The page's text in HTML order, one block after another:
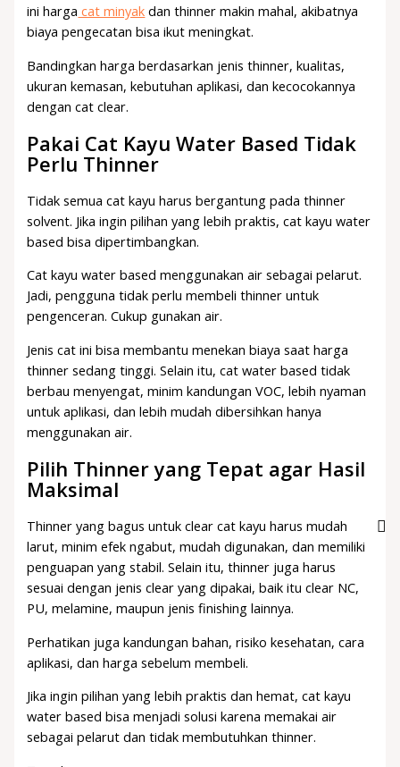
ini harga cat minyak dan thinner makin mahal, akibatnya
biaya pengecatan bisa ikut meningkat.
Bandingkan harga berdasarkan jenis thinner, kualitas,
ukuran kemasan, kebutuhan aplikasi, dan kecocokannya
dengan cat clear.
Pakai Cat Kayu Water Based Tidak
Perlu Thinner
Tidak semua cat kayu harus bergantung pada thinner
solvent. Jika ingin pilihan yang lebih praktis, cat kayu water
based bisa dipertimbangkan.
Cat kayu water based menggunakan air sebagai pelarut.
Jadi, pengguna tidak perlu membeli thinner untuk
pengenceran. Cukup gunakan air.
Jenis cat ini bisa membantu menekan biaya saat harga
thinner sedang tinggi. Selain itu, cat water based tidak
berbau menyengat, minim kandungan VOC, lebih nyaman
untuk aplikasi, dan lebih mudah dibersihkan hanya
menggunakan air.
Pilih Thinner yang Tepat agar Hasil
Maksimal
Thinner yang bagus untuk clear cat kayu harus mudah
larut, minim efek ngabut, mudah digunakan, dan memiliki
penguapan yang stabil. Selain itu, thinner juga harus
sesuai dengan jenis clear yang dipakai, baik itu clear NC,
PU, melamine, maupun jenis finishing lainnya.
Perhatikan juga kandungan bahan, risiko kesehatan, cara
aplikasi, dan harga sebelum membeli.
Jika ingin pilihan yang lebih praktis dan hemat, cat kayu
water based bisa menjadi solusi karena memakai air
sebagai pelarut dan tidak membutuhkan thinner.